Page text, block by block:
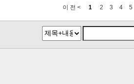
이 전 < 1 2 3 4 5